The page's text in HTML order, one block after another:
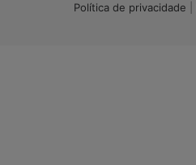
Política de privacidade